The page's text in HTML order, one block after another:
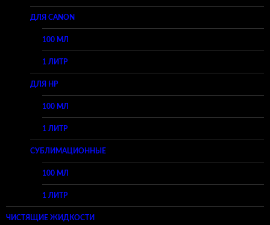
ДЛЯ CANON
100 МЛ
1 ЛИТР
ДЛЯ HP
100 МЛ
1 ЛИТР
СУБЛИМАЦИОННЫЕ
100 МЛ
1 ЛИТР
ЧИСТЯЩИЕ ЖИДКОСТИ